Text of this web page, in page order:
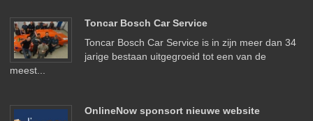
Toncar Bosch Car Service
Toncar Bosch Car Service is in zijn meer dan 34
jarige bestaan uitgegroeid tot een van de
meest...
OnlineNow sponsort nieuwe website